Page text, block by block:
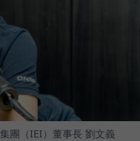
團（IEI）董事長 劉文義